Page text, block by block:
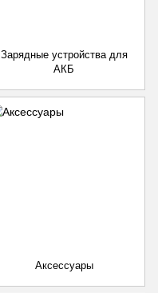
Зарядные устройства для
АКБ
Аксессуары